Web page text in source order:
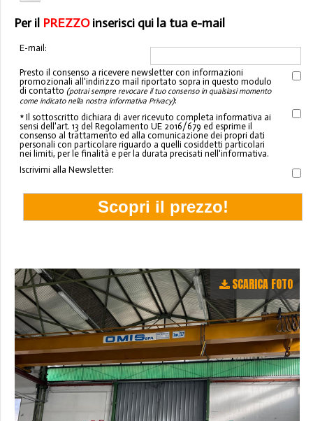
Per il PREZZOinserisci qui la tua e-mail
E-mail:
Presto il consenso a ricevere newsletter con informazioni
promozionali all'indirizzo mail riportato sopra in questo modulo
di contatto (potrai sempre revocare il tuo consenso in qualsiasi momento
come indicato nella nostra informativa Privacy):
* Il sottoscritto dichiara di aver ricevuto completa informativa ai
sensi dell'art. 13 del Regolamento UE 2016/679 ed esprime il
consenso al trattamento ed alla comunicazione dei propri dati
personali con particolare riguardo a quelli cosiddetti particolari
nei limiti, per le finalità e per la durata precisati nell'informativa.
Iscrivimi alla Newsletter:
SCARICA FOTO